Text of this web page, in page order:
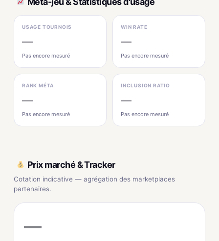
USAGE TOURNOIS
—
Pas encore mesuré
WIN RATE
—
Pas encore mesuré
RANK MÉTA
—
Pas encore mesuré
INCLUSION RATIO
—
Pas encore mesuré
Prix marché & Tracker
Cotation indicative — agrégation des marketplaces
partenaires.
—